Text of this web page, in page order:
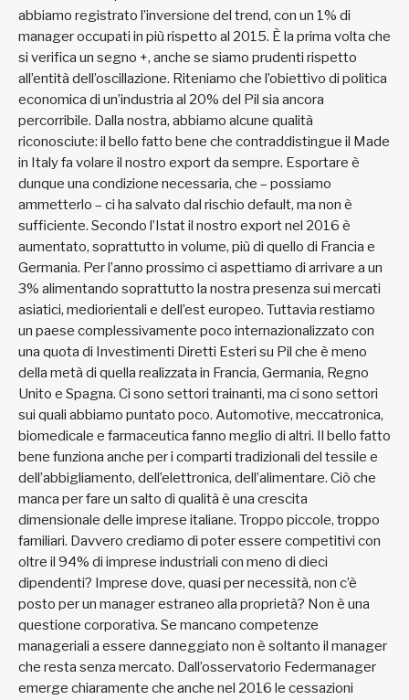
abbiamo registrato l’inversione del trend, con un 1% di
manager occupati in più rispetto al 2015. È la prima volta che
si verifica un segno +, anche se siamo prudenti rispetto
all’entità dell’oscillazione. Riteniamo che l’obiettivo di politica
economica di un’industria al 20% del Pil sia ancora
percorribile. Dalla nostra, abbiamo alcune qualità
riconosciute: il bello fatto bene che contraddistingue il Made
in Italy fa volare il nostro export da sempre. Esportare è
dunque una condizione necessaria, che – possiamo
ammetterlo – ci ha salvato dal rischio default, ma non è
sufficiente. Secondo l’Istat il nostro export nel 2016 è
aumentato, soprattutto in volume, più di quello di Francia e
Germania. Per l’anno prossimo ci aspettiamo di arrivare a un
3% alimentando soprattutto la nostra presenza sui mercati
asiatici, mediorientali e dell’est europeo. Tuttavia restiamo
un paese complessivamente poco internazionalizzato con
una quota di Investimenti Diretti Esteri su Pil che è meno
della metà di quella realizzata in Francia, Germania, Regno
Unito e Spagna. Ci sono settori trainanti, ma ci sono settori
sui quali abbiamo puntato poco. Automotive, meccatronica,
biomedicale e farmaceutica fanno meglio di altri. Il bello fatto
bene funziona anche per i comparti tradizionali del tessile e
dell’abbigliamento, dell’elettronica, dell’alimentare. Ciò che
manca per fare un salto di qualità è una crescita
dimensionale delle imprese italiane. Troppo piccole, troppo
familiari. Davvero crediamo di poter essere competitivi con
oltre il 94% di imprese industriali con meno di dieci
dipendenti? Imprese dove, quasi per necessità, non c’è
posto per un manager estraneo alla proprietà? Non è una
questione corporativa. Se mancano competenze
manageriali a essere danneggiato non è soltanto il manager
che resta senza mercato. Dall’osservatorio Federmanager
emerge chiaramente che anche nel 2016 le cessazioni